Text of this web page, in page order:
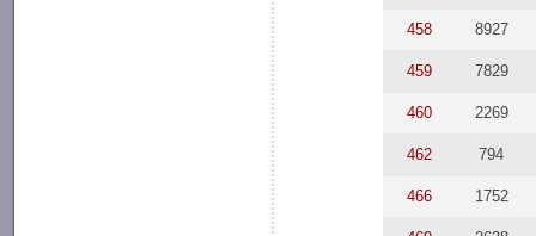
458 8927
459 7829
460 2269
462 794
466 1752